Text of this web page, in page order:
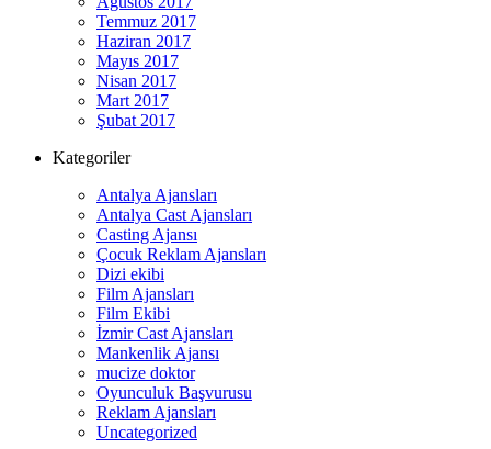
Temmuz 2017
Haziran 2017
Mayıs 2017
Nisan 2017
Mart 2017
Şubat 2017
Kategoriler
Antalya Ajansları
Antalya Cast Ajansları
Casting Ajansı
Çocuk Reklam Ajansları
Dizi ekibi
Film Ajansları
Film Ekibi
İzmir Cast Ajansları
Mankenlik Ajansı
mucize doktor
Oyunculuk Başvurusu
Reklam Ajansları
Uncategorized